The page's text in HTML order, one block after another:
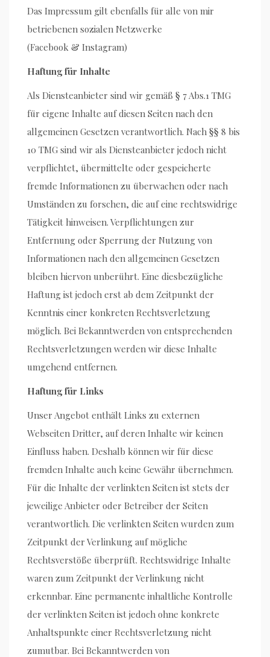
Das Impressum gilt ebenfalls für alle von mir
betriebenen sozialen Netzwerke
(Facebook & Instagram)
Haftung für Inhalte
Als Diensteanbieter sind wir gemäß § 7 Abs.1 TMG
für eigene Inhalte auf diesen Seiten nach den
allgemeinen Gesetzen verantwortlich. Nach §§ 8 bis
10 TMG sind wir als Diensteanbieter jedoch nicht
verpflichtet, übermittelte oder gespeicherte
fremde Informationen zu überwachen oder nach
Umständen zu forschen, die auf eine rechtswidrige
Tätigkeit hinweisen. Verpflichtungen zur
Entfernung oder Sperrung der Nutzung von
Informationen nach den allgemeinen Gesetzen
bleiben hiervon unberührt. Eine diesbezügliche
Haftung ist jedoch erst ab dem Zeitpunkt der
Kenntnis einer konkreten Rechtsverletzung
möglich. Bei Bekanntwerden von entsprechenden
Rechtsverletzungen werden wir diese Inhalte
umgehend entfernen.
Haftung für Links
Unser Angebot enthält Links zu externen
Webseiten Dritter, auf deren Inhalte wir keinen
Einfluss haben. Deshalb können wir für diese
fremden Inhalte auch keine Gewähr übernehmen.
Für die Inhalte der verlinkten Seiten ist stets der
jeweilige Anbieter oder Betreiber der Seiten
verantwortlich. Die verlinkten Seiten wurden zum
Zeitpunkt der Verlinkung auf mögliche
Rechtsverstöße überprüft. Rechtswidrige Inhalte
waren zum Zeitpunkt der Verlinkung nicht
erkennbar. Eine permanente inhaltliche Kontrolle
der verlinkten Seiten ist jedoch ohne konkrete
Anhaltspunkte einer Rechtsverletzung nicht
zumutbar. Bei Bekanntwerden von